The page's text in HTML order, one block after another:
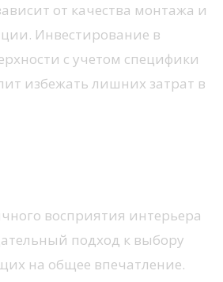
от качества монтажа и
Инвестирование в
с учетом специфики
избежать лишних затрат в
восприятия интерьера
подход к выбору
на общее впечатление.